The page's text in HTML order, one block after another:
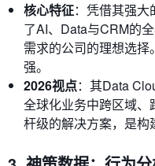
核心特征：凭借其强
了AI、Data与CRM的
需求的公司的理想选
强。
2026视点：其Data
全球化业务中跨区域
杆级的解决方案，是构